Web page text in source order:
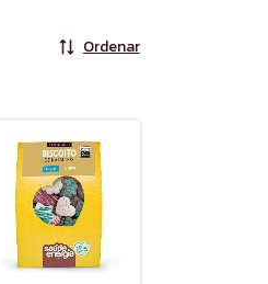
Ordenar